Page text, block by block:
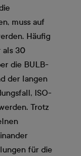
muss auf
Häufig
als 30
die BULB-
der langen
ISO-
Trotz
für die